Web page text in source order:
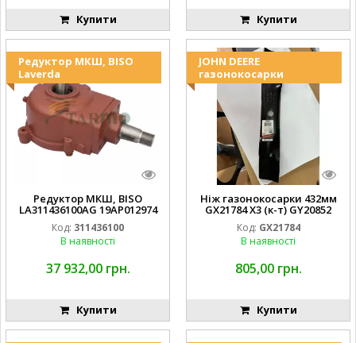
Купити Купити
Редуктор МКШ, BISO
Laverda
Редуктор МКШ, BISO
LA311436100AG 19AP012974
Laverda EMNIYET
Код: 311436100
В наявності
37 932,00 грн.
Купити
JOHN DEERE
газонокосарки
Ніж газонокосарки 432мм
GX21784 X3 (к-т) GY20852
AM137757 AM141035
Код: GX21784
В наявності
805,00 грн.
Купити